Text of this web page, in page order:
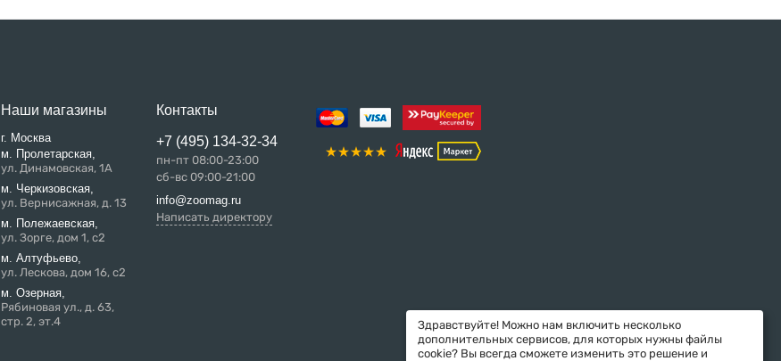
Наши магазины
г. Москва
м. Пролетарская,
ул. Динамовская, 1А
м. Черкизовская,
ул. Вернисажная, д. 13
м. Полежаевская,
ул. Зорге, дом 1, с2
м. Алтуфьево,
ул. Лескова, дом 16, с2
м. Озерная,
Рябиновая ул., д. 63,
стр. 2, эт.4
Контакты
+7 (495) 134-32-34
пн-пт 08:00-23:00
сб-вс 09:00-21:00
info@zoomag.ru
Написать директору
Здравствуйте! Можно нам включить несколько
дополнительных сервисов, для которых нужны файлы
cookie? Вы всегда сможете изменить это решение и